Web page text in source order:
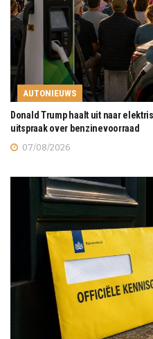
AUTONIEUWS
Donald Trump haalt uit naar
uitspraak over benzinevoorraad
07/08/2026